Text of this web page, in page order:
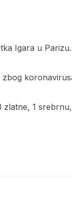
Igara u
zlatne, 1